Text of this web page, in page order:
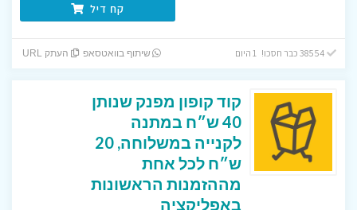
קח דיל
38554 כבר חסכו! 1 היום שיתוף בוואטסאפ העתק URL
קוד קופון מפנק שנותן
40 ש״ח במתנה
לקנייה במשלוחה, 20
ש״ח לכל אחת
מההזמנות הראשונות
באפליקציה